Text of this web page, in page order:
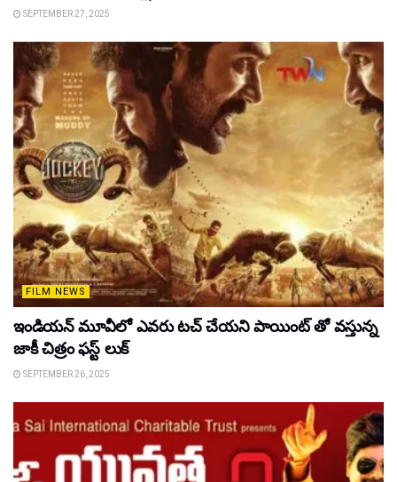
SEPTEMBER 27, 2025
FILM NEWS
ఇండియన్ మూవీలో ఎవరు టచ్ చేయని పాయింట్ తో వస్తున్న
జాకీ చిత్రం ఫస్ట్ లుక్
SEPTEMBER 26, 2025